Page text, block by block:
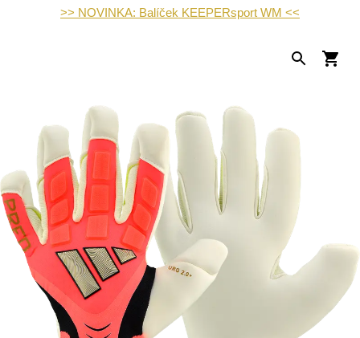
>> NOVINKA: Balíček KEEPERsport WM <<